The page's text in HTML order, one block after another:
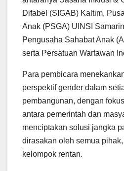
Difabel (SIGAB) Kaltim,
Anak (PSGA) UINSI
Pengusaha Sahabat Anak
serta Persatuan Wartawan
Para pembicara
perspektif gender dalam
pembangunan, dengan
antara pemerintah dan
menciptakan solusi jangka
dirasakan oleh semua
kelompok rentan.